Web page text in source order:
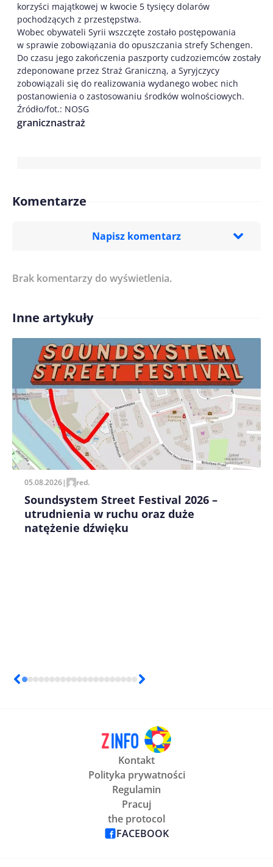
korzyści majątkowej w kwocie 5 tysięcy dolarów
pochodzących z przestępstwa.
Wobec obywateli Syrii wszczęte zostało postępowania
w sprawie zobowiązania do opuszczania strefy Schengen.
Do czasu jego zakończenia paszporty cudzoziemców zostały
zdeponowane przez Straż Graniczną, a Syryjczycy
zobowiązali się do realizowania wydanego wobec nich
postanowienia o zastosowaniu środków wolnościowych.
Źródło/fot.: NOSG
granicznastraż
Komentarze
Napisz komentarz
Treść komentarza*
Imię/ Nick*
Zapamiętaj moje dane w tej przeglądarce podczas
pisania kolejnych komentarzy.
Brak komentarzy do wyświetlenia.
Inne artykuły
05.08.2026| red.
Soundsystem Street Festival 2026 –
utrudnienia w ruchu oraz duże
natężenie dźwięku
Kontakt
Polityka prywatności
Regulamin
Pracuj
the protocol
FACEBOOK